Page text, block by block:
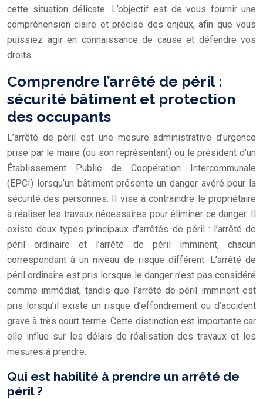
cette situation délicate. L’objectif est de vous fournir une
compréhension claire et précise des enjeux, afin que vous
puissiez agir en connaissance de cause et défendre vos
droits.
Comprendre l’arrêté de péril :
sécurité bâtiment et protection
des occupants
L’arrêté de péril est une mesure administrative d’urgence
prise par le maire (ou son représentant) ou le président d’un
Établissement Public de Coopération Intercommunale
(EPCI) lorsqu’un bâtiment présente un danger avéré pour la
sécurité des personnes. Il vise à contraindre le propriétaire
à réaliser les travaux nécessaires pour éliminer ce danger. Il
existe deux types principaux d’arrêtés de péril : l’arrêté de
péril ordinaire et l’arrêté de péril imminent, chacun
correspondant à un niveau de risque différent. L’arrêté de
péril ordinaire est pris lorsque le danger n’est pas considéré
comme immédiat, tandis que l’arrêté de péril imminent est
pris lorsqu’il existe un risque d’effondrement ou d’accident
grave à très court terme. Cette distinction est importante car
elle influe sur les délais de réalisation des travaux et les
mesures à prendre.
Qui est habilité à prendre un arrêté de
péril ?